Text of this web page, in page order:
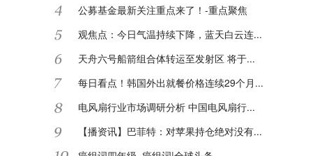
公募基金最新关注重点来了！-重点聚焦
观焦点：今日气温持续下降，蓝天白云连...
天舟六号船箭组合体转运至发射区 将于...
每日看点！韩国外出就餐价格连续29个月...
电风扇行业市场调研分析 中国电风扇行...
【播资讯】巴菲特：对苹果持仓绝对没有...